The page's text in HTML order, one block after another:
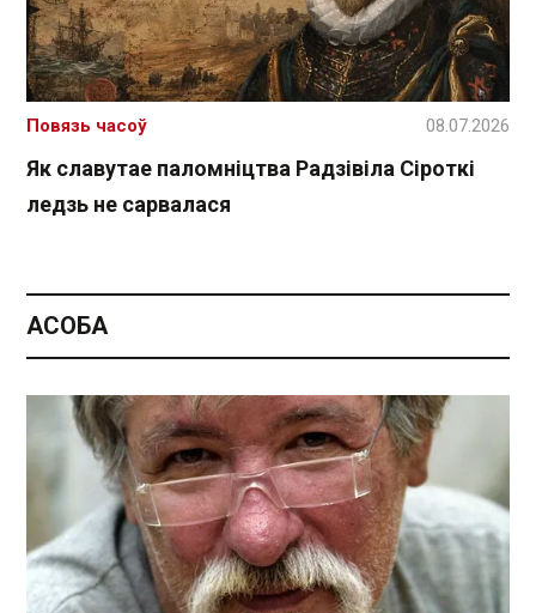
Як славутае паломніцтва Радзівіла Сіроткі
ледзь не сарвалася
Повязь часоў 08.07.2026
АСОБА